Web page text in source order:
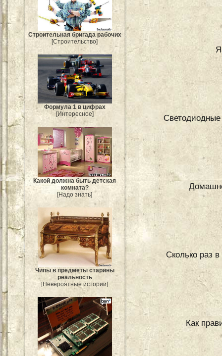
Строительная бригада рабочих
[Строительство]
Формула 1 в цифрах
[Интересное]
Какой должна быть детская
комната?
[Надо знать]
Чипы в предметы старины
реальность
[Невероятные истории]
Светодиодные
Сколько раз
Как